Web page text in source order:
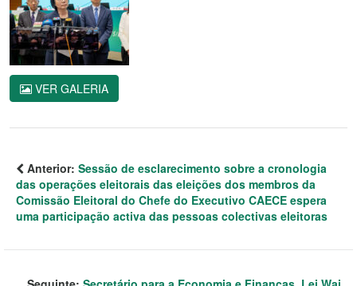
VER GALERIA
Anterior: Sessão de esclarecimento sobre a cronologia
das operações eleitorais das eleições dos membros da
Comissão Eleitoral do Chefe do Executivo CAECE espera
uma participação activa das pessoas colectivas eleitoras